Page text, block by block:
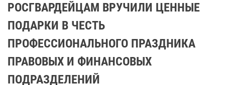
РОСГВАРДЕЙЦАМ ВРУЧИЛИ ЦЕННЫЕ
ПОДАРКИ В ЧЕСТЬ
ПРОФЕССИОНАЛЬНОГО ПРАЗДНИКА
ПРАВОВЫХ И ФИНАНСОВЫХ
ПОДРАЗДЕЛЕНИЙ